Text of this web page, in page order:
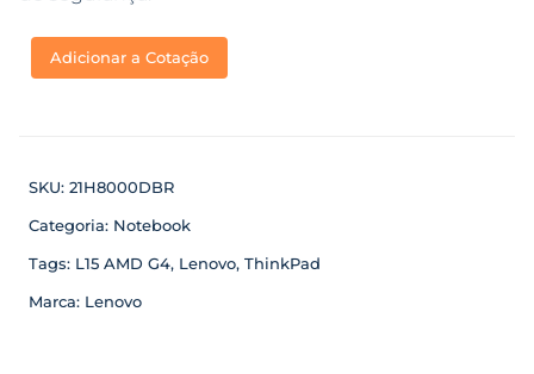
Adicionar a Cotação
SKU: 21H8000DBR
Categoria: Notebook
Tags: L15 AMD G4, Lenovo, ThinkPad
Marca: Lenovo